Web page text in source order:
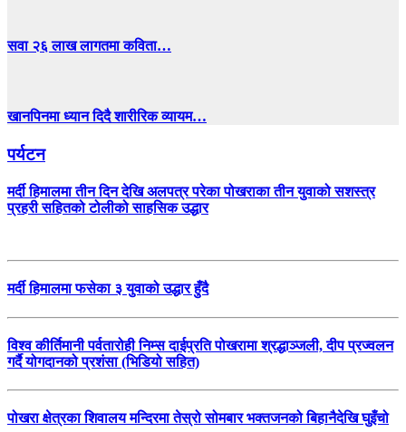
सवा २६ लाख लागतमा कविता…
खानपिनमा ध्यान दिदै शारीरिक व्यायम…
पर्यटन
मर्दी हिमालमा तीन दिन देखि अलपत्र परेका पोखराका तीन युवाको सशस्त्र
प्रहरी सहितको टोलीको साहसिक उद्धार
मर्दी हिमालमा फसेका ३ युवाको उद्धार हुँदै
विश्व कीर्तिमानी पर्वतारोही निम्स दाईप्रति पोखरामा श्रद्धाञ्जली, दीप प्रज्वलन
गर्दै योगदानको प्रशंसा (भिडियो सहित)
पोखरा क्षेत्रका शिवालय मन्दिरमा तेस्रो सोमबार भक्तजनको बिहानैदेखि घुइँचो